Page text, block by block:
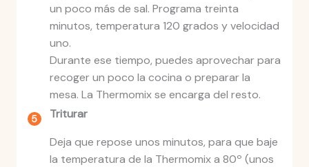
un poco más de sal. Programa treinta
minutos, temperatura 120 grados y velocidad
uno.
Durante ese tiempo, puedes aprovechar para
recoger un poco la cocina o preparar la
mesa. La Thermomix se encarga del resto.
Triturar
Deja que repose unos minutos, para que baje
la temperatura de la Thermomix a 80º (unos